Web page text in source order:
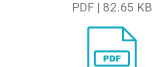
PDF | 82.65 KB